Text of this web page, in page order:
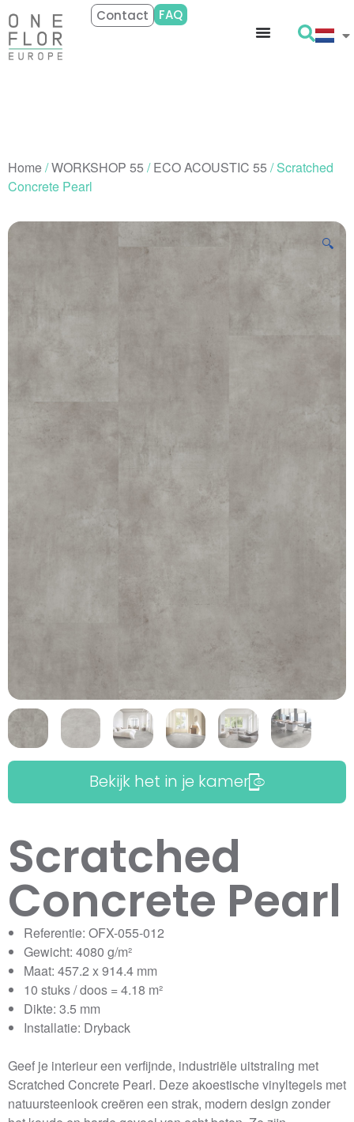
Contact FAQ
Home/WORKSHOP 55 /ECO ACOUSTIC 55 / Scratched
Concrete Pearl
🔍
Bekijk het in je kamer
Scratched
Concrete Pearl
Referentie: OFX-055-012
Gewicht: 4080 g/m²
Maat: 457.2 x 914.4 mm
10 stuks / doos = 4.18 m²
Dikte: 3.5 mm
Installatie: Dryback
Geef je interieur een verfijnde, industriële uitstraling met
Scratched Concrete Pearl. Deze akoestische vinyltegels met
natuursteenlook creëren een strak, modern design zonder